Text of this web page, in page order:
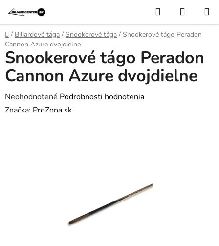
obsah
Hľadať
KOŠÍK
Domov
/ Biliardové tága / Snookerové tága / Snookerové tágo Peradon
Cannon Azure dvojdielne
Snookerové tágo Peradon
Cannon Azure dvojdielne
Priemerné
hodnotenie
Neohodnotené Podrobnosti hodnotenia
Značka: ProZona.sk